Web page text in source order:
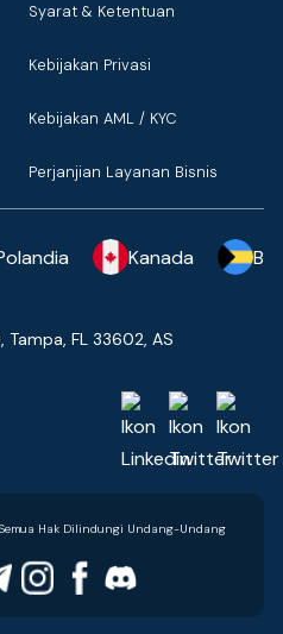
Syarat & Ketentuan
Kebijakan Privasi
Kebijakan AML / KYC
Perjanjian Layanan Bisnis
Kanada
FL 33602, AS
Hak Dilindungi Undang-Undang